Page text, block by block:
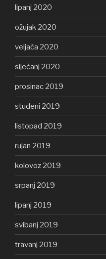
lipanj 2020
ožujak 2020
veljača 2020
siječanj 2020
prosinac 2019
studeni 2019
listopad 2019
rujan 2019
kolovoz 2019
srpanj 2019
lipanj 2019
svibanj 2019
travanj 2019